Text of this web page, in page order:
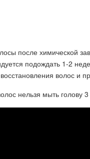
после химической
подождать 1-2
волос и
нельзя мыть голову